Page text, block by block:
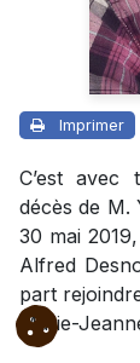
Imprimer
C’est avec
décès de M.
30 mai
Alfred
part
Marie-